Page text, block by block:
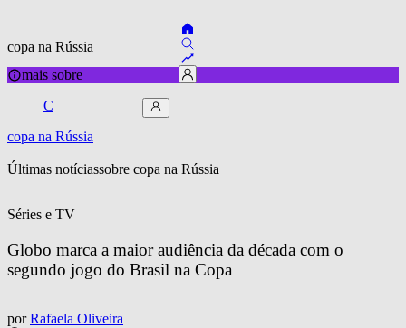
copa na Rússia
mais sobre
C
copa na Rússia
Últimas notíciassobre copa na Rússia
Séries e TV
Globo marca a maior audiência da década com o
segundo jogo do Brasil na Copa
por Rafaela Oliveira